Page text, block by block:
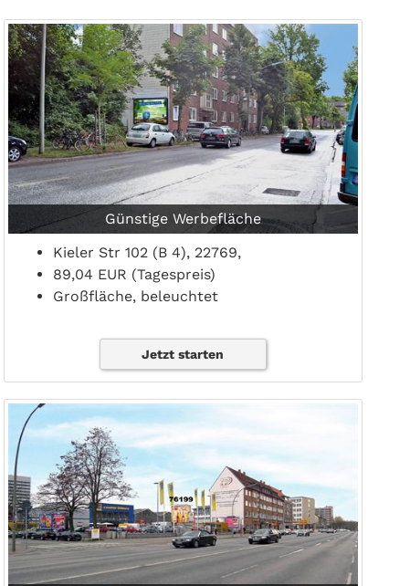
Günstige Werbefläche
Kieler Str 102 (B 4), 22769,
89,04 EUR (Tagespreis)
Großfläche, beleuchtet
Jetzt starten